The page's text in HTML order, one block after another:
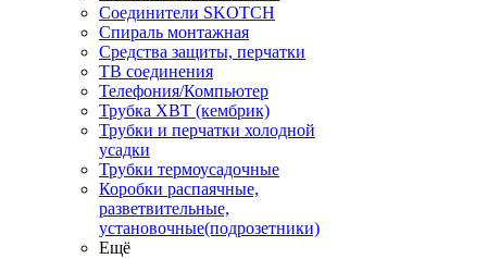
Соединители SKOTCH
Спираль монтажная
Средства защиты, перчатки
ТВ соединения
Телефония/Компьютер
Трубка ХВТ (кембрик)
Трубки и перчатки холодной
усадки
Трубки термоусадочные
Коробки распаячные,
разветвительные,
установочные(подрозетники)
Ещё